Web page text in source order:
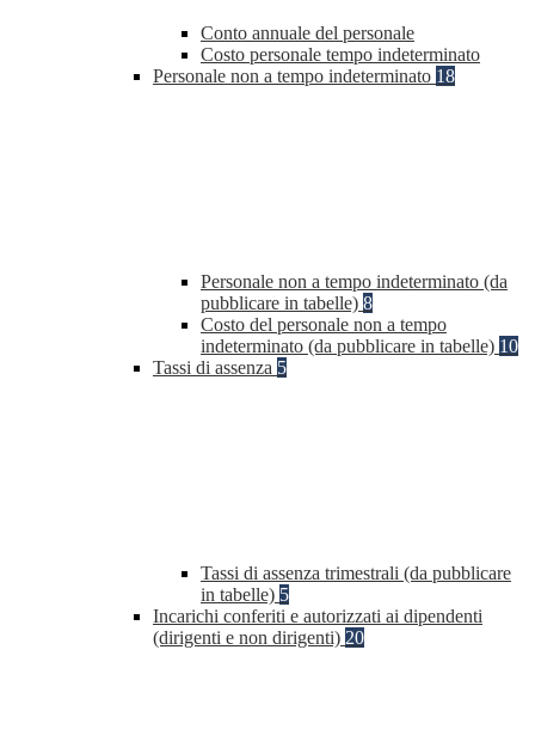
Conto annuale del personale
Costo personale tempo indeterminato
Personale non a tempo indeterminato 18
Personale non a tempo indeterminato (da
pubblicare in tabelle) 8
Costo del personale non a tempo
indeterminato (da pubblicare in tabelle) 10
Tassi di assenza 5
Tassi di assenza trimestrali (da pubblicare
in tabelle) 5
Incarichi conferiti e autorizzati ai dipendenti
(dirigenti e non dirigenti) 20